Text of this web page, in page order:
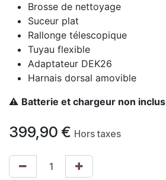
Brosse de nettoyage
Suceur plat
Rallonge télescopique
Tuyau flexible
Adaptateur DEK26
Harnais dorsal amovible
⚠️ Batterie et chargeur non inclus
399,90 € Hors taxes